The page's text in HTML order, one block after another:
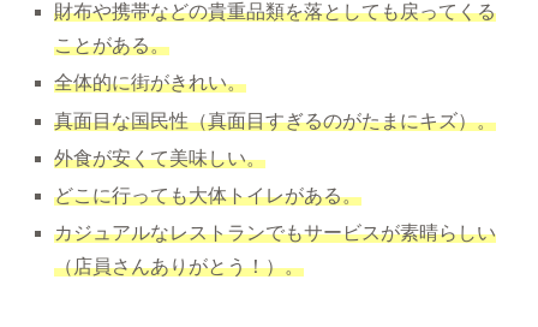
財布や携帯などの貴重品類を落としても戻ってくる
ことがある。
全体的に街がきれい。
真面目な国民性（真面目すぎるのがたまにキズ）。
外食が安くて美味しい。
どこに行っても大体トイレがある。
カジュアルなレストランでもサービスが素晴らしい
（店員さんありがとう！）。